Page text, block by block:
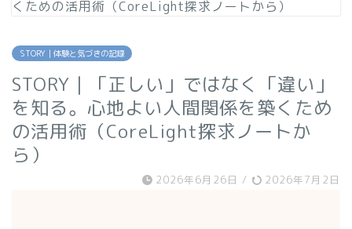
くための活用術（CoreLight探求ノートから）
STORY｜体験と気づきの記録
STORY｜「正しい」ではなく「違い」
を知る。心地よい人間関係を築くため
の活用術（CoreLight探求ノートか
ら）
2026年6月26日 / 2026年7月2日